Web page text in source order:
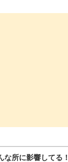
所に影響してる！